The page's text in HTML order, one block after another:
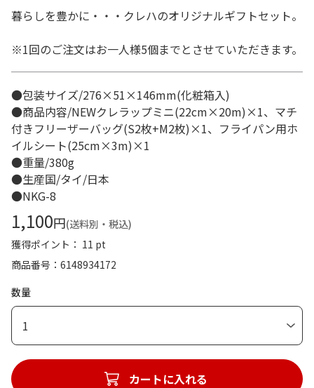
暮らしを豊かに・・・クレハのオリジナルギフトセット。
※1回のご注文はお一人様5個までとさせていただきます。
●包装サイズ/276×51×146mm(化粧箱入)
●商品内容/NEWクレラップミニ(22cm×20m)×1、マチ
付きフリーザーバッグ(S2枚+M2枚)×1、フライパン用ホ
イルシート(25cm×3m)×1
●重量/380g
●生産国/タイ/日本
●NKG-8
1,100円(送料別・税込)
獲得ポイント： 11 pt
商品番号
6148934172
数量
1
カートに入れる